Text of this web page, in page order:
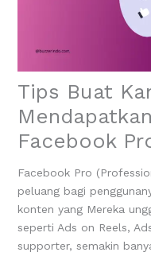
Tips Buat
Facebook
Facebook Pro
peluang bagi
konten yang Mereka
seperti Ads on Reels,
supporter, semakin